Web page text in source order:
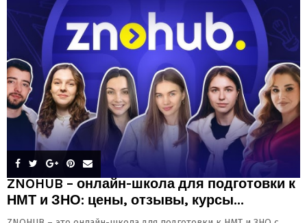
ZNOHUB – онлайн-школа для подготовки к
НМТ и ЗНО: цены, отзывы, курсы...